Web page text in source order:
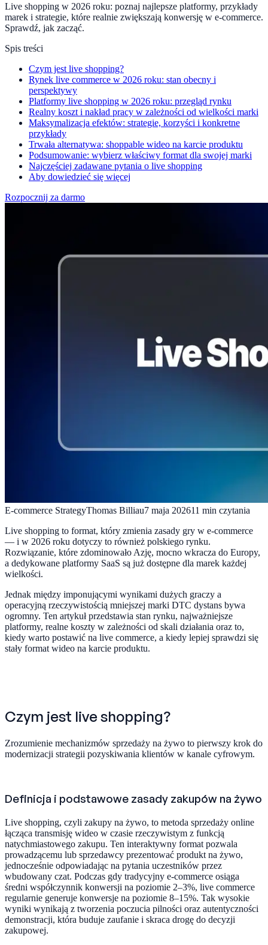
Live shopping w 2026 roku: poznaj najlepsze platformy, przykłady
marek i strategie, które realnie zwiększają konwersję w e-commerce.
Sprawdź, jak zacząć.
Spis treści
Czym jest live shopping?
Rynek live commerce w 2026 roku: stan obecny i
perspektywy
Platformy live shopping w 2026 roku: przegląd rynku
Realny koszt i nakład pracy w zależności od wielkości marki
Maksymalizacja efektów: strategie, korzyści i konkretne
przykłady
Trwała alternatywa: shoppable wideo na karcie produktu
Podsumowanie: wybierz właściwy format dla swojej marki
Najczęściej zadawane pytania o live shopping
Aby dowiedzieć się więcej
Rozpocznij za darmo
E-commerce StrategyThomas Billiau7 maja 202611 min czytania
Live shopping to format, który zmienia zasady gry w e-commerce
— i w 2026 roku dotyczy to również polskiego rynku.
Rozwiązanie, które zdominowało Azję, mocno wkracza do Europy,
a dedykowane platformy SaaS są już dostępne dla marek każdej
wielkości.
Jednak między imponującymi wynikami dużych graczy a
operacyjną rzeczywistością mniejszej marki DTC dystans bywa
ogromny. Ten artykuł przedstawia stan rynku, najważniejsze
platformy, realne koszty w zależności od skali działania oraz to,
kiedy warto postawić na live commerce, a kiedy lepiej sprawdzi się
stały format wideo na karcie produktu.
Czym jest live shopping?
Zrozumienie mechanizmów sprzedaży na żywo to pierwszy krok do
modernizacji strategii pozyskiwania klientów w kanale cyfrowym.
Definicja i podstawowe zasady zakupów na żywo
Live shopping, czyli zakupy na żywo, to metoda sprzedaży online
łącząca transmisję wideo w czasie rzeczywistym z funkcją
natychmiastowego zakupu. Ten interaktywny format pozwala
prowadzącemu lub sprzedawcy prezentować produkt na żywo,
jednocześnie odpowiadając na pytania uczestników przez
wbudowany czat. Podczas gdy tradycyjny e-commerce osiąga
średni współczynnik konwersji na poziomie 2–3%, live commerce
regularnie generuje konwersje na poziomie 8–15%. Tak wysokie
wyniki wynikają z tworzenia poczucia pilności oraz autentyczności
demonstracji, która buduje zaufanie i skraca drogę do decyzji
zakupowej.